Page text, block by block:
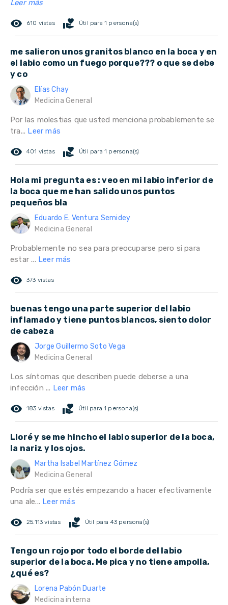
Leer más
remove_red_eye 610 vistas volunteer_activism Útil para 1 persona(s)
me salieron unos granitos blanco en la boca y en
el labio como un fuego porque??? o que se debe
y co
Elías Chay
Medicina General
Por las molestias que usted menciona probablemente se
tra... Leer más
remove_red_eye 401 vistas volunteer_activism Útil para 1 persona(s)
Hola mi pregunta es : veo en mi labio inferior de
la boca que me han salido unos puntos
pequeños bla
Eduardo E. Ventura Semidey
Medicina General
Probablemente no sea para preocuparse pero si para
estar ... Leer más
remove_red_eye 373 vistas
buenas tengo una parte superior del labio
inflamado y tiene puntos blancos, siento dolor
de cabeza
Jorge Guillermo Soto Vega
Medicina General
Los síntomas que describen puede deberse a una
infección ... Leer más
remove_red_eye 183 vistas volunteer_activism Útil para 1 persona(s)
Lloré y se me hincho el labio superior de la boca,
la nariz y los ojos.
Martha Isabel Martínez Gómez
Medicina General
Podría ser que estés empezando a hacer efectivamente
una ale... Leer más
remove_red_eye 25.113 vistas volunteer_activism Útil para 43 persona(s)
Tengo un rojo por todo el borde del labio
superior de la boca. Me pica y no tiene ampolla,
¿qué es?
Lorena Pabón Duarte
Medicina interna